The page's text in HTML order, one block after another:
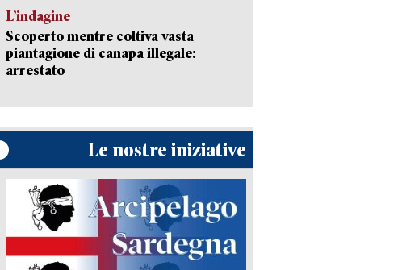
L’indagine
Scoperto mentre coltiva vasta
piantagione di canapa illegale:
arrestato
Le nostre iniziative